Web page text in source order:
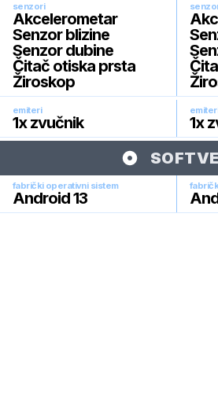
senzori
Akcelerometar
Senzor blizine
Senzor dubine
Čitač otiska prsta
Žiroskop
emiteri
1x zvučnik
1x
fabrički operativni sistem
Android 13